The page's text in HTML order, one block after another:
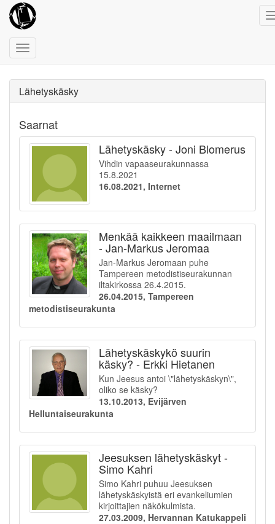
Toggle
navigation
Lähetyskäsky
Saarnat
Lähetyskäsky - Joni Blomerus
Vihdin vapaaseurakunnassa
15.8.2021
16.08.2021, Internet
Menkää kaikkeen maailmaan
- Jan-Markus Jeromaa
Jan-Markus Jeromaan puhe
Tampereen metodistiseurakunnan
iltakirkossa 26.4.2015.
26.04.2015, Tampereen
metodistiseurakunta
Lähetyskäskykö suurin
käsky? - Erkki Hietanen
Kun Jeesus antoi \"lähetyskäskyn\",
oliko se käsky?
13.10.2013, Evijärven
Helluntaiseurakunta
Jeesuksen lähetyskäskyt -
Simo Kahri
Simo Kahri puhuu Jeesuksen
lähetyskäskyistä eri evankeliumien
kirjoittajien näkökulmista.
27.03.2009, Hervannan Katukappeli